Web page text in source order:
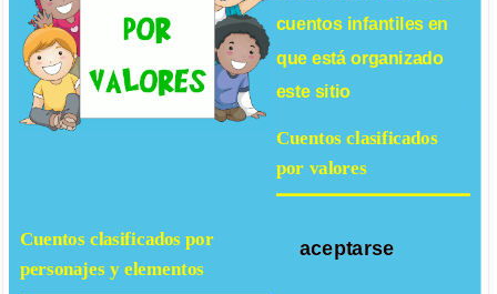
cuentos infantilesen
que está organizado
este sitio
Cuentos clasificados
por valores
aceptarse
Cuentos clasificados por
personajes y elementos